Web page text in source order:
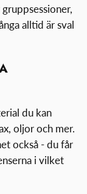
alltid är sval
du kan
oljor och mer.
också - du får
i vilket